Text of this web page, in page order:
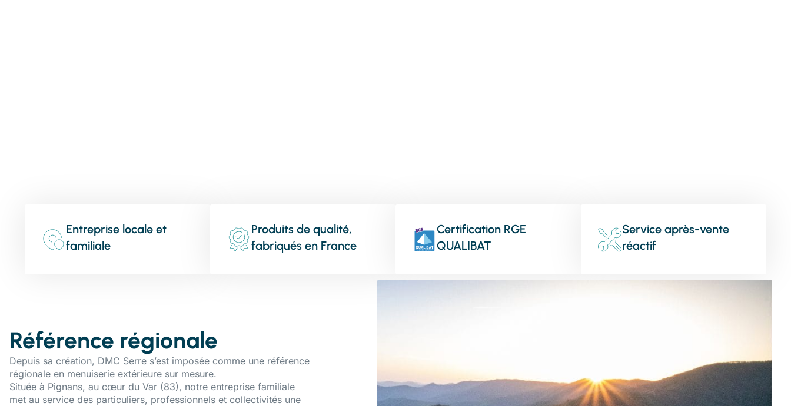
Entreprise locale et
familiale
Produits de qualité,
fabriqués en France
Certification RGE
QUALIBAT
Service après-vente
réactif
Référence régionale
Depuis sa création, DMC Serre s’est imposée comme une référence
régionale en menuiserie extérieure sur mesure.
Située à Pignans, au cœur du Var (83), notre entreprise familiale
met au service des particuliers, professionnels et collectivités une